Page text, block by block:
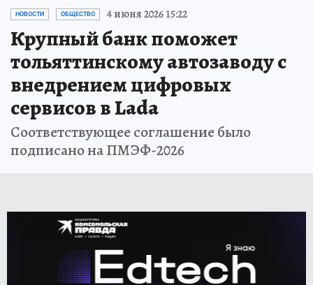
НОВОСТИ ОБЩЕСТВО 4 июня 2026 15:22
Крупный банк поможет
тольяттинскому автозаводу с
внедрением цифровых
сервисов в Lada
Соответствующее соглашение было
подписано на ПМЭФ-2026